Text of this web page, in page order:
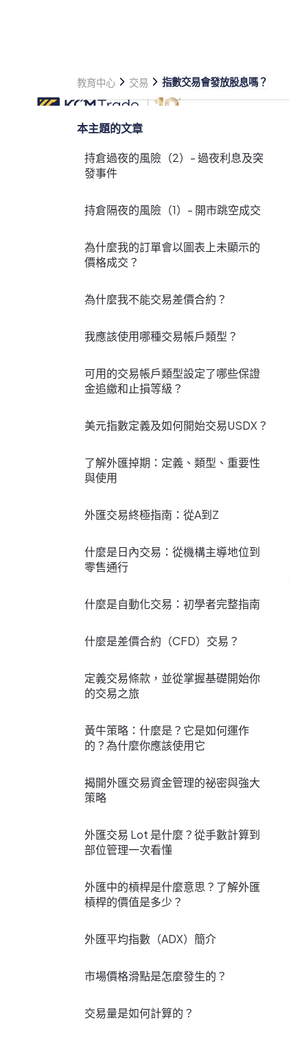
教育中心 交易 指數交易會發放股息嗎？
本主題的文章
持倉過夜的風險（2）- 過夜利息及突
發事件
持倉隔夜的風險（1）- 開市跳空成交
為什麼我的訂單會以圖表上未顯示的
價格成交？
為什麼我不能交易差價合約？
我應該使用哪種交易帳戶類型？
可用的交易帳戶類型設定了哪些保證
金追繳和止損等級？
美元指數定義及如何開始交易USDX？
了解外匯掉期：定義、類型、重要性
與使用
外匯交易終極指南：從A到Z
什麼是日內交易：從機構主導地位到
零售通行
什麼是自動化交易：初學者完整指南
什麼是差價合約（CFD）交易？
定義交易條款，並從掌握基礎開始你
的交易之旅
黃牛策略：什麼是？它是如何運作
的？為什麼你應該使用它
揭開外匯交易資金管理的祕密與強大
策略
外匯交易 Lot 是什麼？從手數計算到
部位管理一次看懂
外匯中的槓桿是什麼意思？了解外匯
槓桿的價值是多少？
外匯平均指數（ADX）簡介
市場價格滑點是怎麼發生的？
交易量是如何計算的？